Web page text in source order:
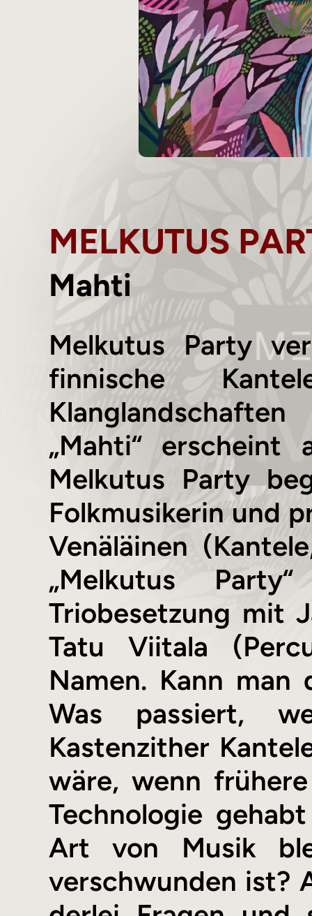
MELKUTUS
Mahti
Melkutus Party
finnische
„Mahti“
Melkutus Party
Folkmusikerin und
Venäläinen
„Melkutus
Triobesetzung mit
Tatu Viitala
Namen. Kann man
Was passiert,
Kastenzither
wäre, wenn
Technologie
Art von Musik
verschwunden ist?